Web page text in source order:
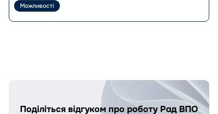
на
професійне
навчання:
Можливості
Поділіться відгуком про роботу Рад ВПО